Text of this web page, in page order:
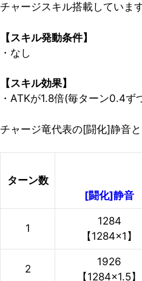
チャージスキル搭載しています
【スキル発動条件】
・なし
【スキル効果】
・ATKが1.8倍(毎ターン0.4ず
チャージ竜代表の[闘化]静音と
ターン数
[闘化]静音
1
1284
【1284×1】
2
1926
【1284×1.5】